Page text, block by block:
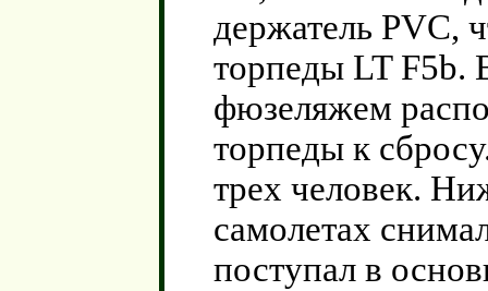
держатель РVС,
торпеды LT F5b.
фюзеляжем
торпеды к
трех человек.
самолетах
поступал в